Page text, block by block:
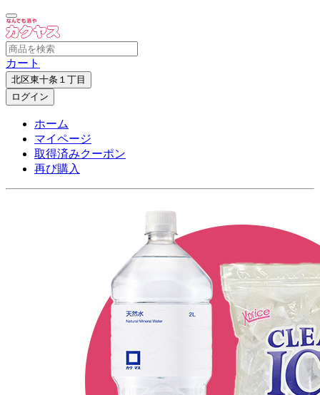
カート
北区東十条１丁目
ログイン
ホーム
マイページ
取得済みクーポン
再び購入